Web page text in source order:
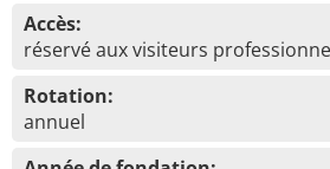
Accès:
réservé aux visiteurs
Rotation:
annuel